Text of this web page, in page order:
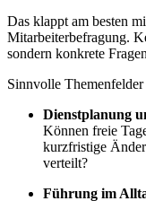
Das klappt am besten
Mitarbeiterbefragung.
sondern konkrete
Sinnvolle
Dienstplanung
Können freie
kurzfristige
verteilt?
Führung im